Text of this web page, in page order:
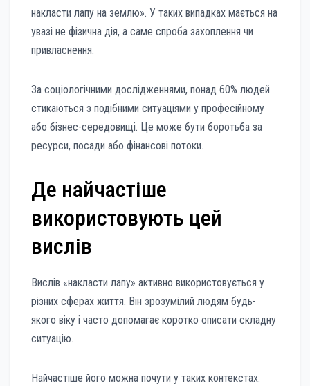
накласти лапу на землю». У таких випадках мається на
увазі не фізична дія, а саме спроба захоплення чи
привласнення.
За соціологічними дослідженнями, понад 60% людей
стикаються з подібними ситуаціями у професійному
або бізнес-середовищі. Це може бути боротьба за
ресурси, посади або фінансові потоки.
Де найчастіше
використовують цей
вислів
Вислів «накласти лапу» активно використовується у
різних сферах життя. Він зрозумілий людям будь-
якого віку і часто допомагає коротко описати складну
ситуацію.
Найчастіше його можна почути у таких контекстах: